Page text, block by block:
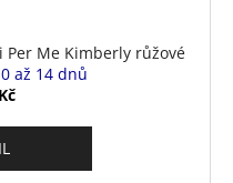
Me Kimberly růžové
až 14 dnů